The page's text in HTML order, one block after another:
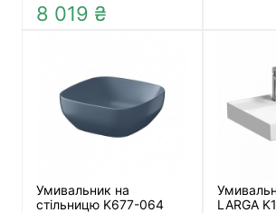
8 019 ₴
Умивальник на
стільницю K677-064
LARGA